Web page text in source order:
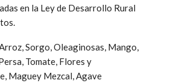
en la Ley de Desarrollo Rural
Sorgo, Oleaginosas, Mango,
Tomate, Flores y
Maguey Mezcal, Agave